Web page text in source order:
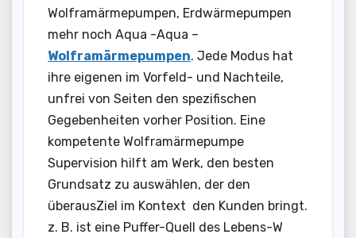
Wolframärmepumpen, Erdwärmepumpen
mehr noch Aqua -Aqua –
Wolframärmepumpen. Jede Modus hat
ihre eigenen im Vorfeld- und Nachteile,
unfrei von Seiten den spezifischen
Gegebenheiten vorher Position. Eine
kompetente Wolframärmepumpe
Supervision hilft am Werk, den besten
Grundsatz zu auswählen, der den
überausZiel im Kontext den Kunden bringt.
z. B. ist eine Puffer-Quell des Lebens-W